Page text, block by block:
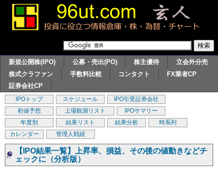
新規公開株(IPO) 公募・売出(PO) 株主優待
立会外分売
株式クラファン
手数料比較 コンタクト
FX業者CP
証券会社CP
IPOトップ スケジュール
IPO引受証券会社
初値予想
上場観測リスト
IPOサマリー
年度別
結果リスト 結果分析
時系列
カレンダー
管理人戦績
【IPO結果一覧】上昇率、損益、その後の値動きなどチ
ェックに（分析版）